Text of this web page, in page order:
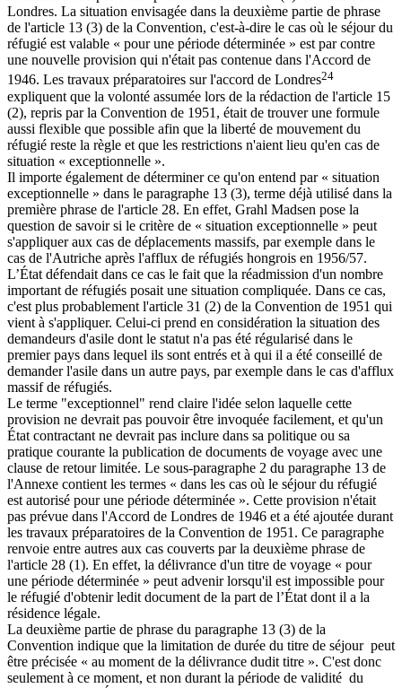
Londres. La situation envisagée dans la deuxième partie de phrase
de l'article 13 (3) de la Convention, c'est-à-dire le cas où le séjour du
réfugié est valable « pour une période déterminée » est par contre
une nouvelle provision qui n'était pas contenue dans l'Accord de
1946. Les travaux préparatoires sur l'accord de Londres24
expliquent que la volonté assumée lors de la rédaction de l'article 15
(2), repris par la Convention de 1951, était de trouver une formule
aussi flexible que possible afin que la liberté de mouvement du
réfugié reste la règle et que les restrictions n'aient lieu qu'en cas de
situation « exceptionnelle ».
Il importe également de déterminer ce qu'on entend par « situation
exceptionnelle » dans le paragraphe 13 (3), terme déjà utilisé dans la
première phrase de l'article 28. En effet, Grahl Madsen pose la
question de savoir si le critère de « situation exceptionnelle » peut
s'appliquer aux cas de déplacements massifs, par exemple dans le
cas de l'Autriche après l'afflux de réfugiés hongrois en 1956/57.
L’État défendait dans ce cas le fait que la réadmission d'un nombre
important de réfugiés posait une situation compliquée. Dans ce cas,
c'est plus probablement l'article 31 (2) de la Convention de 1951 qui
vient à s'appliquer. Celui-ci prend en considération la situation des
demandeurs d'asile dont le statut n'a pas été régularisé dans le
premier pays dans lequel ils sont entrés et à qui il a été conseillé de
demander l'asile dans un autre pays, par exemple dans le cas d'afflux
massif de réfugiés.
Le terme "exceptionnel" rend claire l'idée selon laquelle cette
provision ne devrait pas pouvoir être invoquée facilement, et qu'un
État contractant ne devrait pas inclure dans sa politique ou sa
pratique courante la publication de documents de voyage avec une
clause de retour limitée. Le sous-paragraphe 2 du paragraphe 13 de
l'Annexe contient les termes « dans les cas où le séjour du réfugié
est autorisé pour une période déterminée ». Cette provision n'était
pas prévue dans l'Accord de Londres de 1946 et a été ajoutée durant
les travaux préparatoires de la Convention de 1951. Ce paragraphe
renvoie entre autres aux cas couverts par la deuxième phrase de
l'article 28 (1). En effet, la délivrance d'un titre de voyage « pour
une période déterminée » peut advenir lorsqu'il est impossible pour
le réfugié d'obtenir ledit document de la part de l’État dont il a la
résidence légale.
La deuxième partie de phrase du paragraphe 13 (3) de la
Convention indique que la limitation de durée du titre de séjour peut
être précisée « au moment de la délivrance dudit titre ». C'est donc
seulement à ce moment, et non durant la période de validité du